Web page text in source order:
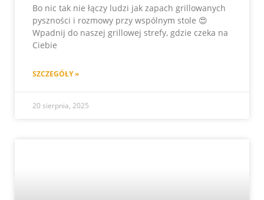
Bo nic tak nie łączy ludzi jak zapach grillowanych
pyszności i rozmowy przy wspólnym stole 😍
Wpadnij do naszej grillowej strefy, gdzie czeka na
Ciebie
SZCZEGÓŁY »
20 sierpnia, 2025